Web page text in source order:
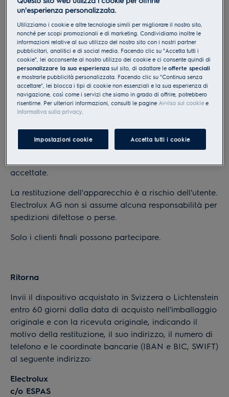
acquisto. Si può restituire solo un'unità di ogni modello
per partecipante.
La restituzione deve essere completa e non
danneggiata. Electrolux AG accetterà solo
apparecchi nel loro imballaggio originale, restituiti
con gli accessori originali completi (compresa la
stazione di ricarica, tutte le parti staccabili, i manuali
d'uso, il cavo di alimentazione, ecc.
rimborsati. La domanda di restituzione deve essere
completata per intero. Le domande che contengono
accettate.
La restituzione dell'apparecchio è a rischio dell'utente.
Electrolux AG non si assume alcuna responsabilità per
spedizioni difettose o perse.
Solo i clienti finali possono partecipare.
Ritorna
Invii il dispositivo acquistato in Svizzera o Lichtenstein
entro 60 giorni dalla data di acquisto nell'imballaggio
originale e con la ricevuta originale, indicando il
motivo della restituzione, il suo indirizzo, il numero di
telefono e le coordinate bancarie (IBAN e BIC, SWIFT)
al seguente indirizzo:
Electrolux
c/o ESPAS
un'esperienza personalizzata.
Utilizziamo i cookie e altre tecnologie simili per migliorare il nostro sito,
nonché per scopi promozionali e di marketing. Condividiamo inoltre le
informazioni relative al suo utilizzo del nostro sito con i nostri partner
pubblicitari, analitici e di social media. Facendo clic su "Accetta tutti i
cookie", lei acconsente al nostro utilizzo dei cookie e ci consente quindi di
personalizzare la sua esperienzasul sito, di adattare leofferte speciali
e mostrarle pubblicità personalizzata. Facendo clic su "Continua senza
accettare", lei blocca i tipi di cookie non essenziali e la sua esperienza di
navigazione, così come i servizi che siamo in grado di offrire, potrebbero
risentirne. Per ulteriori informazioni, consulti le pagine Avviso sui cookiee
Informativa sulla privacy
Impostazioni cookie Accetta tutti i cookie